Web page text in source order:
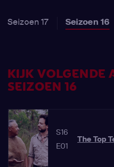
Seizoen 17 Seizoen 16
KIJK VOLGENDE
SEIZOEN 16
S16
E01
The Top